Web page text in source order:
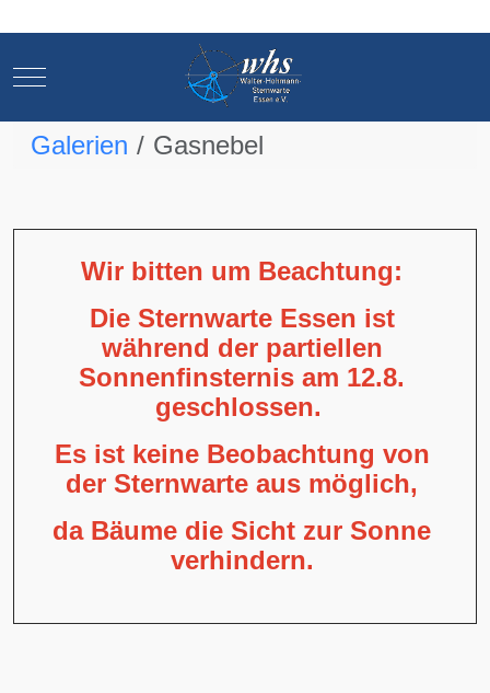
Mobile Menu Toggle
Galerien Gasnebel
Wir bitten um Beachtung:
Die Sternwarte Essen ist
während der partiellen
Sonnenfinsternis am 12.8.
geschlossen.
Es ist keine Beobachtung von
der Sternwarte aus möglich,
da Bäume die Sicht zur Sonne
verhindern.